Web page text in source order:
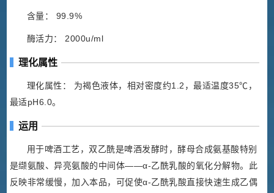
含量： 99.9%
酶活力： 2000u/ml
理化属性
理化属性： 为褐色液体，相对密度约1.2，最适温度35℃，
最适pH6.0。
运用
用于啤酒工艺，双乙酰是啤酒发酵时，酵母合成氨基酸特别
是缬氨酸、异亮氨酸的中间体——α-乙酰乳酸的氧化分解物。此
反映非常缓慢，加入本品，可促使α-乙酰乳酸直接快速生成乙偶